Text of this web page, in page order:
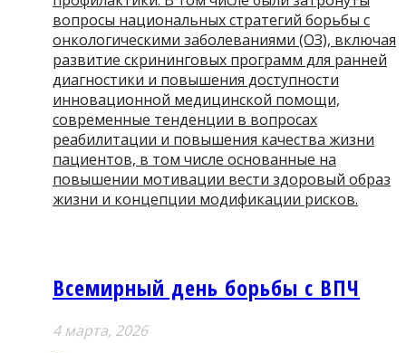
вопросы национальных стратегий борьбы с
онкологическими заболеваниями (ОЗ), включая
развитие скрининговых программ для ранней
диагностики и повышения доступности
инновационной медицинской помощи,
современные тенденции в вопросах
реабилитации и повышения качества жизни
пациентов, в том числе основанные на
повышении мотивации вести здоровый образ
жизни и концепции модификации рисков.
Всемирный день борьбы с ВПЧ
4 мартa, 2026